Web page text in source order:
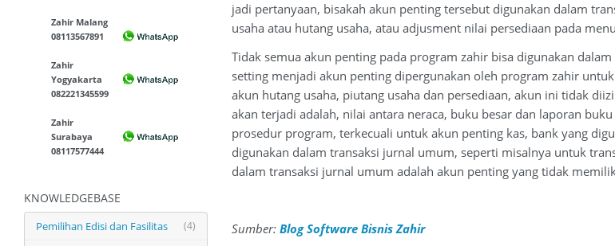
Zahir Malang
08113567891
Zahir
Yogyakarta
082221345599
Zahir
Surabaya
08117577444
KNOWLEDGEBASE
(4)
Pemilihan Edisi dan Fasilitas
jadi pertanyaan, bisakah akun penting tersebut digunakan dalam
usaha atau hutang usaha, atau adjusment nilai persediaan pada
Tidak semua akun penting pada program zahir bisa digunakan
setting menjadi akun penting dipergunakan oleh program zahir
akun hutang usaha, piutang usaha dan persediaan, akun ini tidak
akan terjadi adalah, nilai antara neraca, buku besar dan laporan
prosedur program, terkecuali untuk akun penting kas, bank yang
digunakan dalam transaksi jurnal umum, seperti misalnya untuk
dalam transaksi jurnal umum adalah akun penting yang tidak
Sumber: Blog Software Bisnis Zahir